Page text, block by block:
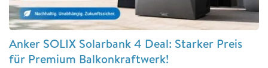
Anker SOLIX Solarbank 4 Deal: Starker Preis
für Premium Balkonkraftwerk!